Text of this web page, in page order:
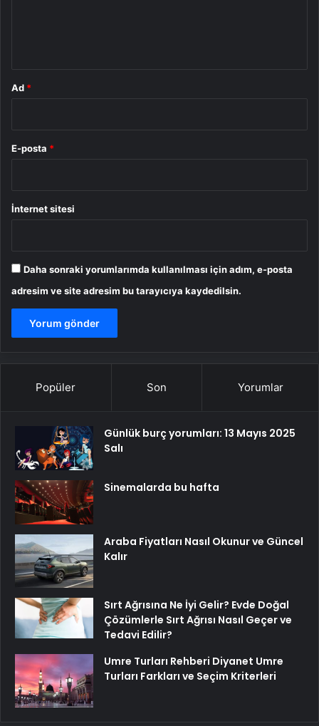
Ad *
E-posta *
İnternet sitesi
Daha sonraki yorumlarımda kullanılması için adım, e-posta
adresim ve site adresim bu tarayıcıya kaydedilsin.
Popüler Son Yorumlar
Günlük burç yorumları: 13 Mayıs 2025
Salı
Sinemalarda bu hafta
Araba Fiyatları Nasıl Okunur ve Güncel
Kalır
Sırt Ağrısına Ne İyi Gelir? Evde Doğal
Çözümlerle Sırt Ağrısı Nasıl Geçer ve
Tedavi Edilir?
Umre Turları Rehberi Diyanet Umre
Turları Farkları ve Seçim Kriterleri